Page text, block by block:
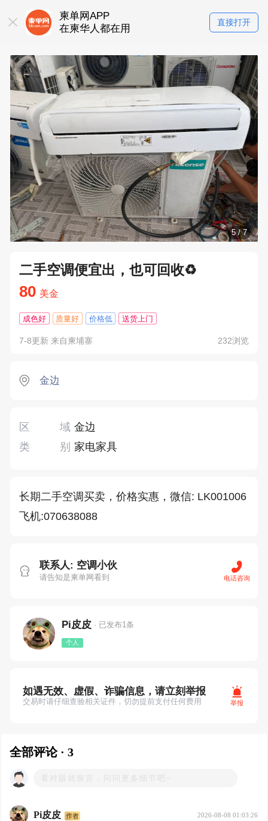
柬单网APP
在柬华人都在用
直接打开
5/7
二手空调便宜出，也可回收♻️
80 美金
成色好 质量好 价格低 送货上门
7-8更新 来自柬埔寨 232浏览
金边
区域 金边
类别 家电家具
长期二手空调买卖，价格实惠，微信: LK001006
飞机:070638088
联系人: 空调小伙
请告知是柬单网看到 电话咨询
Pi皮皮 · 已发布1条
个人
如遇无效、虚假、诈骗信息，请立刻举报
交易时请仔细查验相关证件，切勿提前支付任何费用 举报
全部评论 · 3
Pi皮皮 2026-08-08 01:03:26